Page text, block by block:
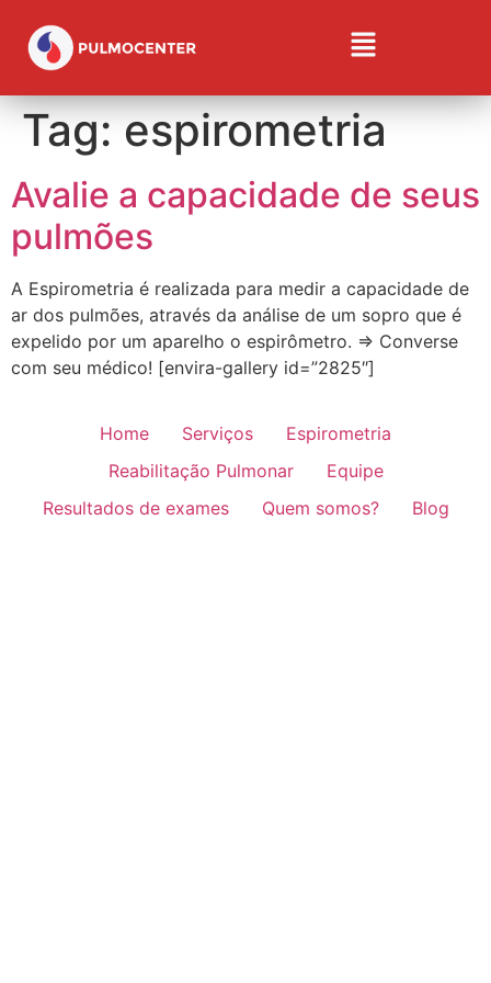
Tag:espirometria
Avalie a capacidade de seus
pulmões
A Espirometria é realizada para medir a capacidade de
ar dos pulmões, através da análise de um sopro que é
expelido por um aparelho o espirômetro. ⇒ Converse
com seu médico! [envira-gallery id=”2825″]
Home Serviços
Espirometria
Reabilitação Pulmonar
Equipe
Resultados de exames
Quem somos? Blog